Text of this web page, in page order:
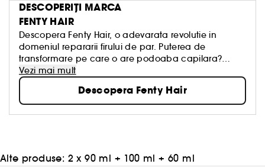
DESCOPERIȚI MARCA
FENTY HAIR
Descopera Fenty Hair, o adevarata revolutie in
domeniul repararii firului de par. Puterea de
transformare pe care o are podoaba capilara?
Rihanna este cel mai bun exemplu. Tehnologia
reparatoare Replenicore-5 este prezenta in toate
produsele Fenty Hair, pentru nenumarate stiluri.
„Nu conteaza daca ai parul foarte cret, drept sau
ondulat, cu siguranta avem ceva care sa ti se
Vezi mai mult
Descopera Fenty Hair
Alte produse: 2 x 90 ml + 100 ml + 60 ml